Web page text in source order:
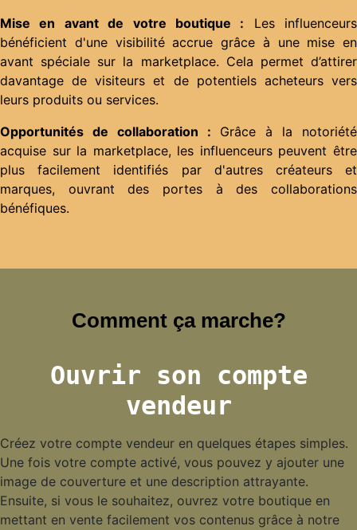
Mise en avant de votre boutique : Les influenceurs
bénéficient d'une visibilité accrue grâce à une mise en
avant spéciale sur la marketplace. Cela permet d’attirer
davantage de visiteurs et de potentiels acheteurs vers
leurs produits ou services.
Opportunités de collaboration : Grâce à la notoriété
acquise sur la marketplace, les influenceurs peuvent être
plus facilement identifiés par d'autres créateurs et
marques, ouvrant des portes à des collaborations
bénéfiques.
Comment ça marche?
Ouvrir son compte
vendeur
Créez votre compte vendeur en quelques étapes simples.
Une fois votre compte activé, vous pouvez y ajouter une
image de couverture et une description attrayante.
Ensuite, si vous le souhaitez, ouvrez votre boutique en
mettant en vente facilement vos contenus grâce à notre